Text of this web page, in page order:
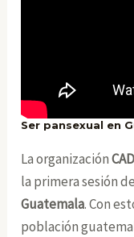
Ser pansexual en
La organización
la primera sesión
Guatemala. Con
población